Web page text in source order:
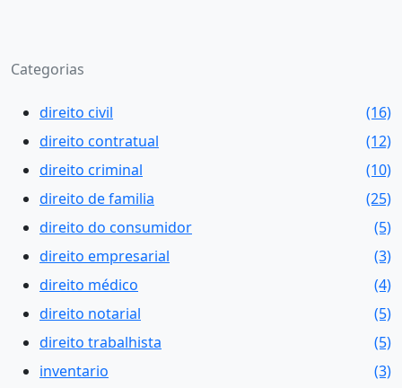
Categorias
direito civil
(16)
direito contratual
(12)
direito criminal
(10)
direito de familia
(25)
direito do consumidor
(5)
direito empresarial
(3)
direito médico
(4)
direito notarial
(5)
direito trabalhista
(5)
inventario
(3)